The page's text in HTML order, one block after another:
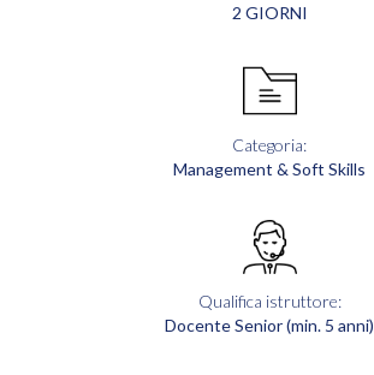
2 GIORNI
Categoria:
Management & Soft Skills
Qualifica istruttore:
Docente Senior (min. 5 anni)